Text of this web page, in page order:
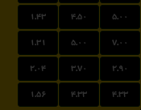
۱.۴۳ ۴.۵۰ ۵.۰۰
۱.۳۱ ۵.۰۰ ۷.۰۰
۲.۰۴ ۳.۷۰ ۲.۹۰
۱.۵۶ ۴.۳۳ ۴.۳۳